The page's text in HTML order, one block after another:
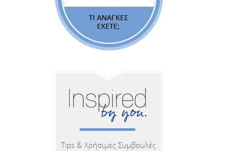
ΤΙ ΑΝΑΓΚΕΣ
ΕΧΕΤΕ;
Tips & Χρήσιμες Συμβουλές